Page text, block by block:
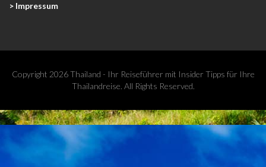
> Impressum
Copyright 2026 Thailand - Ihr Reiseführer mit Insider Tipps für Ihre
Thailandreise. All Rights Reserved.